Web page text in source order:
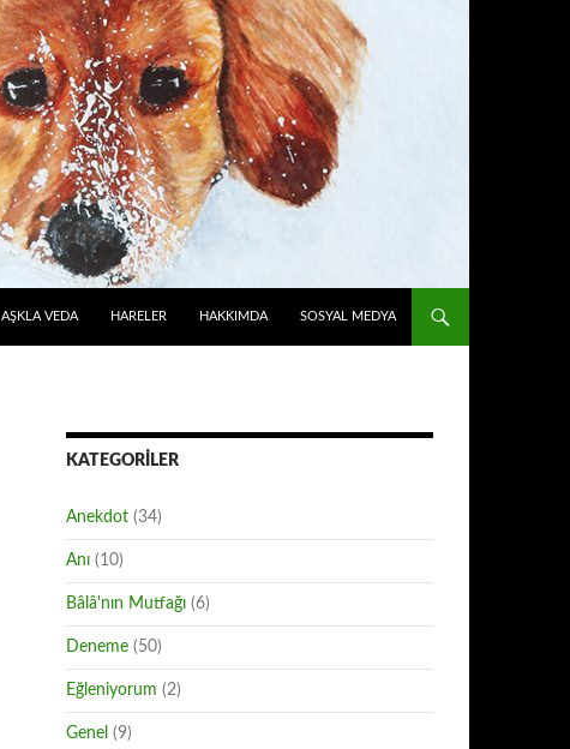
AŞKLA VEDA HARELER HAKKIMDA SOSYAL MEDYA
KATEGORILER
Anekdot (34)
Anı (10)
Bâlâ'nın Mutfağı (6)
Deneme (50)
Eğleniyorum (2)
Genel (9)